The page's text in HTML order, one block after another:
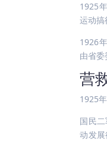
1925
运动
1926
由省
营
1925
国民
动发